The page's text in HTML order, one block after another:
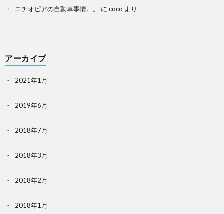
エチオピアの自動車事情。。 に coco より
アーカイブ
2021年1月
2019年6月
2018年7月
2018年3月
2018年2月
2018年1月